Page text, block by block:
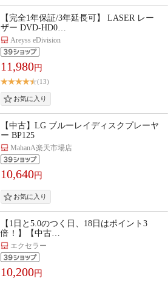
【完全1年保証/3年延長可】 LASER レー
ザー DVD-HD0…
Areyss eDivision
11,980円
(13)
【中古】LG ブルーレイディスクプレーヤ
ー BP125
MahanA楽天市場店
10,640円
【1日と5.0のつく日、18日はポイント3
倍！】【中古…
エクセラー
10,200円